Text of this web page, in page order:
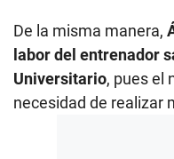
De la misma manera,
labor del entrenador
Universitario, pues el
necesidad de realizar